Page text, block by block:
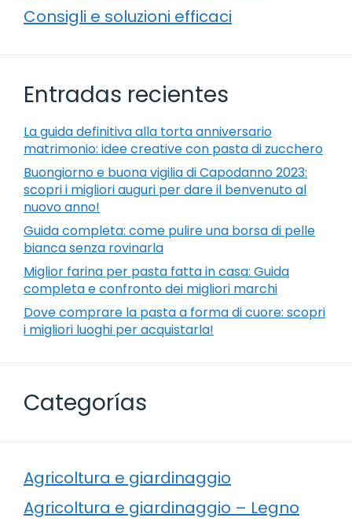
Consigli e soluzioni efficaci
Entradas recientes
La guida definitiva alla torta anniversario
matrimonio: idee creative con pasta di zucchero
Buongiorno e buona vigilia di Capodanno 2023:
scopri i migliori auguri per dare il benvenuto al
nuovo anno!
Guida completa: come pulire una borsa di pelle
bianca senza rovinarla
Miglior farina per pasta fatta in casa: Guida
completa e confronto dei migliori marchi
Dove comprare la pasta a forma di cuore: scopri
i migliori luoghi per acquistarla!
Categorías
Agricoltura e giardinaggio
Agricoltura e giardinaggio – Legno